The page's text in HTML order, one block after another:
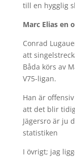
till en hygglig
Marc Elias en
Conrad
att
Båda körs av
V75-ligan.
Han är
att det blir
Jägersro är ju
statistiken
I övrigt; jag